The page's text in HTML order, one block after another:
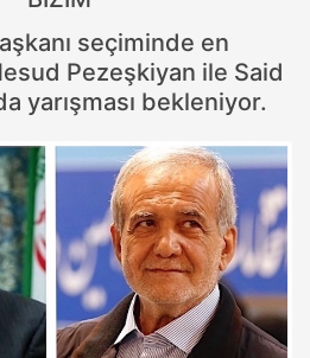
seçiminde en
Pezeşkiyan ile Said
yarışması bekleniyor.